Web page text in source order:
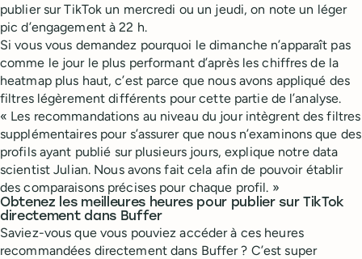
publier sur TikTok un mercredi ou un jeudi, on note un léger
pic d’engagement à 22 h.
Si vous vous demandez pourquoi le dimanche n’apparaît pas
comme le jour le plus performant d’après les chiffres de la
heatmap plus haut, c’est parce que nous avons appliqué des
filtres légèrement différents pour cette partie de l’analyse.
« Les recommandations au niveau du jour intègrent des filtres
supplémentaires pour s’assurer que nous n’examinons que des
profils ayant publié sur plusieurs jours, explique notre data
scientist Julian. Nous avons fait cela afin de pouvoir établir
des comparaisons précises pour chaque profil. »
Obtenez les meilleures heures pour publier sur TikTok
directement dans Buffer
Saviez-vous que vous pouviez accéder à ces heures
recommandées directement dans Buffer ? C’est super